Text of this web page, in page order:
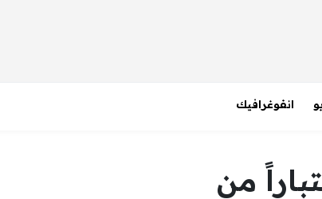
انفوغرافيك
من